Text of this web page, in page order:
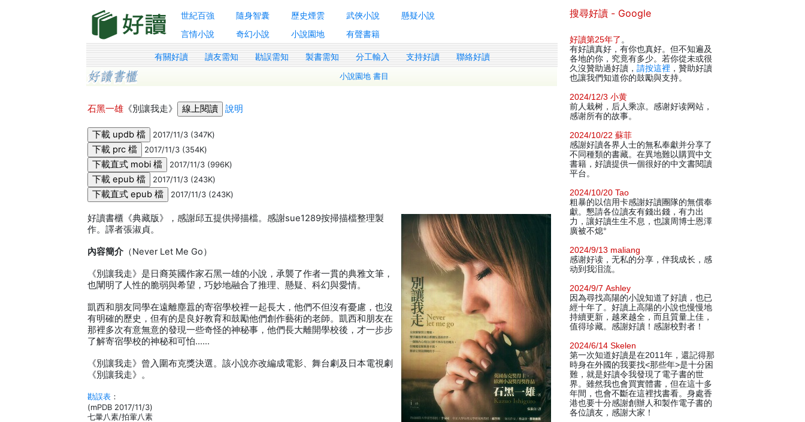
世紀百強 隨身智囊 歷史煙雲 武俠小說
懸疑小說
言情小說
奇幻小說 小說園地 有聲書籍
有關好讀 讀友需知 勘誤需知 製書需知 分工輸入 支持好讀 聯絡好讀
小說園地 書目
石黑一雄 《別讓我走》 說明
2017/11/3 (347K)
2017/11/3 (354K)
2017/11/3 (996K)
2017/11/3 (243K)
2017/11/3 (243K)
好讀書櫃《典藏版》，感謝邱五提供掃描檔。感謝sue1289按掃描檔整理製
作。譯者張淑貞。
內容簡介 （Never Let Me Go）
《別讓我走》是日裔英國作家石黑一雄的小說，承襲了作者一貫的典雅文筆，
也闡明了人性的脆弱與希望，巧妙地融合了推理、懸疑、科幻與愛情。
凱西和朋友同學在遠離塵囂的寄宿學校裡一起長大，他們不但沒有憂慮，也沒
有明確的歷史，但有的是良好教育和鼓勵他們創作藝術的老師。凱西和朋友在
那裡多次有意無意的發現一些奇怪的神秘事，他們長大離開學校後，才一步步
了解寄宿學校的神秘和可怕……
《別讓我走》曾入圍布克獎決選。該小說亦改編成電影、舞台劇及日本電視劇
《別讓我走》。
勘誤表 ：
(mPDB 2017/11/3)
七暈八素/拍葷八素
搜尋好讀 - Google
好讀第25年了 。
有好讀真好，有你也真好。但不知遍及
各地的你，究竟有多少。若你從未或很
久沒贊助過好讀， 請按這裡 ，贊助好讀
也讓我們知道你的鼓勵與支持。
2024/12/3 小黄
前人栽树，后人乘凉。感谢好读网站，
感谢所有的故事。
2024/10/22 蘇菲
感謝好讀各界人士的無私奉獻并分享了
不同種類的書藏。在異地難以購買中文
書籍，好讀提供一個很好的中文書閱讀
平台。
2024/10/20 Tao
粗暴的以信用卡感謝好讀團隊的無償奉
獻。懇請各位讀友有錢出錢，有力出
力，讓好讀生生不息，也讓周博士恩澤
廣被不熄°
2024/9/13 maliang
感谢好读，无私的分享，伴我成长，感
动到我泪流。
2024/9/7 Ashley
因為尋找高陽的小說知道了好讀，也已
經十年了。好讀上高陽的小說也慢慢地
持續更新，越來越全，而且質量上佳，
值得珍藏。感謝好讀！感謝校對者！
2024/6/14 Skelen
第一次知道好讀是在2011年，還記得那
時身在外國的我要找<那些年>是十分困
難，就是好讀令我發現了電子書的世
界。雖然我也會買實體書，但在這十多
年間，也會不斷在這裡找書看。身處香
港也要十分感謝創辦人和製作電子書的
各位讀友，感謝大家！